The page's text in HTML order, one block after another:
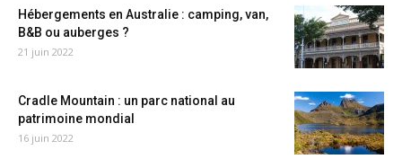
Hébergements en Australie : camping, van,
B&B ou auberges ?
21 juin 2022
Cradle Mountain : un parc national au
patrimoine mondial
16 juin 2022